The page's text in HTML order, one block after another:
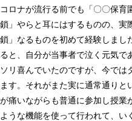
コロナが流行る前でも「〇〇保育
鎖」やらと耳にはするものの、実
鎖」なるものを初めて経験しまし
ると、自分が当事者で泣く元気で
ソリ喜んでいたのですが、今で
ます。それがまた実に通常通り
が痛いながらも普通に参加し授
ような機能を使って行われて、